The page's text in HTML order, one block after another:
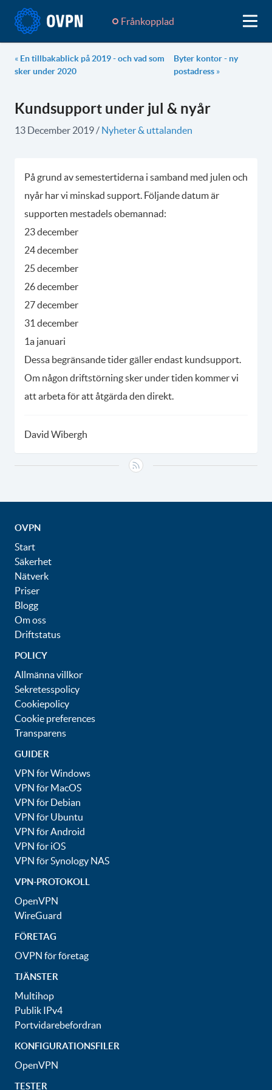
Frånkopplad
« En tillbakablick på 2019 - och vad som
sker under 2020
Byter kontor - ny
postadress »
Kundsupport under jul & nyår
13 December 2019/ Nyheter & uttalanden
På grund av semestertiderna i samband med julen och
nyår har vi minskad support. Följande datum är
supporten mestadels obemannad:
23 december
24 december
25 december
26 december
27 december
31 december
1a januari
Dessa begränsande tider gäller endast kundsupport.
Om någon driftstörning sker under tiden kommer vi
att arbeta för att åtgärda den direkt.
David Wibergh
OVPN
Start
Säkerhet
Nätverk
Priser
Blogg
Om oss
Driftstatus
POLICY
Allmänna villkor
Sekretesspolicy
Cookiepolicy
Cookie preferences
Transparens
GUIDER
VPN för Windows
VPN för MacOS
VPN för Debian
VPN för Ubuntu
VPN för Android
VPN för iOS
VPN för Synology NAS
VPN-PROTOKOLL
OpenVPN
WireGuard
FÖRETAG
OVPN för företag
TJÄNSTER
Multihop
Publik IPv4
Portvidarebefordran
KONFIGURATIONSFILER
OpenVPN
TESTER